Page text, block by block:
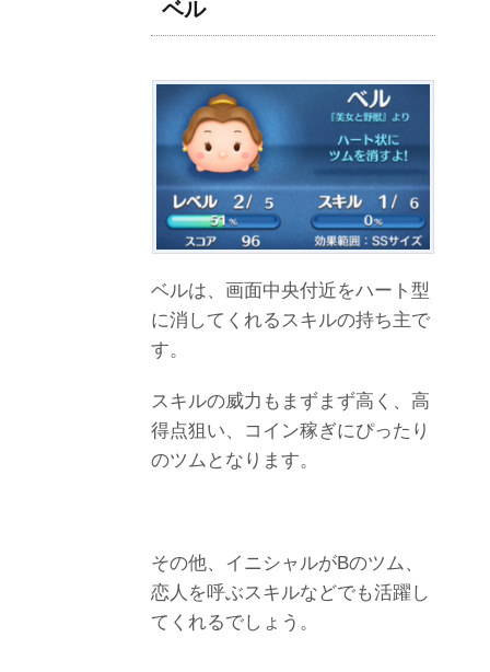
ベル
ベルは、画面中央付近をハート型
に消してくれるスキルの持ち主で
す。
スキルの威力もまずまず高く、高
得点狙い、コイン稼ぎにぴったり
のツムとなります。
その他、イニシャルがBのツム、
恋人を呼ぶスキルなどでも活躍し
てくれるでしょう。